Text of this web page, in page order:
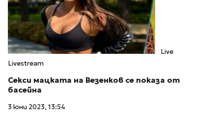
Live
Livestream
Секси мацката на Везенков се показа от
басейна
3 юни 2023, 13:54